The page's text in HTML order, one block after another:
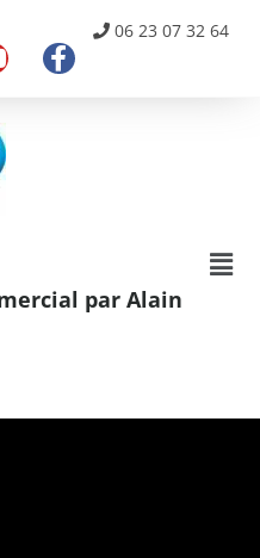
06 23 07 32 64
par Alain